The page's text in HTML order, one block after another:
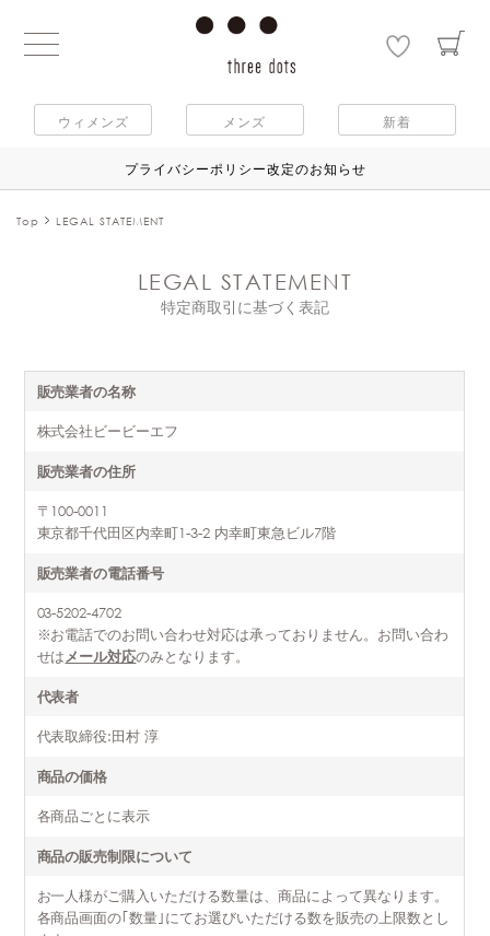
ウィメンズ メンズ 新着
プライバシーポリシー改定のお知らせ
Top LEGAL STATEMENT
LEGAL STATEMENT
特定商取引に基づく表記
販売業者の名称
株式会社ビービーエフ
販売業者の住所
〒100-0011
東京都千代田区内幸町1-3-2 内幸町東急ビル7階
販売業者の電話番号
03-5202-4702
※お電話でのお問い合わせ対応は承っておりません。お問い合わ
せはメール対応のみとなります。
代表者
代表取締役:田村 淳
商品の価格
各商品ごとに表示
商品の販売制限について
お一人様がご購入いただける数量は、商品によって異なります。
各商品画面の｢数量｣にてお選びいただける数を販売の上限数とし